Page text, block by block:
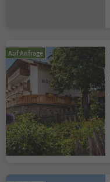
Auf Anfrage